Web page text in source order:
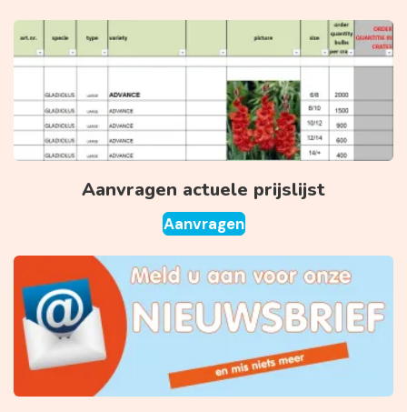
Aanvragen actuele prijslijst
Aanvragen